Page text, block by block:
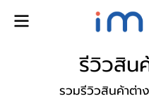
รีวิวสิน
รวมรีวิวสินค้าต่า